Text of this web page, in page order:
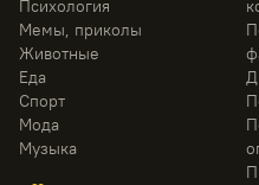
Психология
Мемы, приколы
Животные
Еда
Спорт
Мода
Музыка